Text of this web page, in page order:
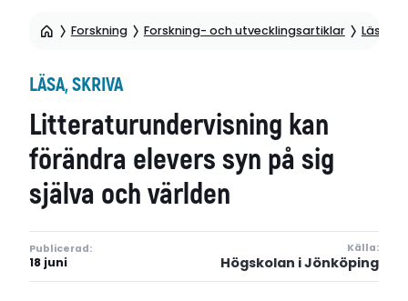
Forskning Forskning- och utvecklingsartiklar Läsa,
LÄSA, SKRIVA
Litteraturundervisning kan
förändra elevers syn på sig
själva och världen
Publicerad:
18 juni
Källa:
Högskolan i Jönköping